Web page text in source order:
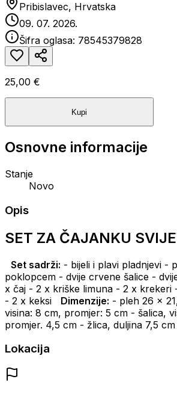
Pribislavec, Hrvatska
09. 07. 2026.
Šifra oglasa: 78545379828
25,00 €
Kupi
Osnovne informacije
Stanje
Novo
Opis
SET ZA ČAJANKU
Set sadrži: - bijeli i plavi pladnjevi -
poklopcem - dvije crvene šalice -
x čaj - 2 x kriške limuna - 2 x krekeri
- 2 x keksi
Dimenzije: - pleh 26 x
visina: 8 cm, promjer: 5 cm - šalica,
promjer. 4,5 cm - žlica, duljina 7,5 cm
Lokacija